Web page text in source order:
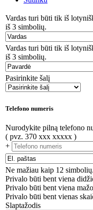
Vardas turi būti tik iš
iš 3 simbolių.
Vardas turi būti tik iš
iš 3 simbolių.
Pasirinkite šalį
Telefono numeris
Nurodykite pilną telefono
( pvz. 370 xxx xxxxx )
+
Ne mažiau kaip 12 simbolių.
Privalo būti bent viena
Privalo būti bent viena
Privalo būti bent vienas
Slaptažodis